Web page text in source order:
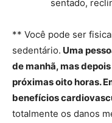
sentado,
** Você pode ser
sedentário. Uma
de manhã, mas
próximas oito horas.
benefícios
totalmente os danos